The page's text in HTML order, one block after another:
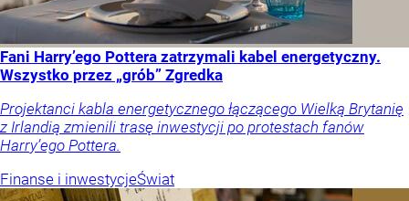
Fani Harry’ego Pottera zatrzymali kabel energetyczny.
Wszystko przez „grób” Zgredka
Projektanci kabla energetycznego łączącego Wielką Brytanię
z Irlandią zmienili trasę inwestycji po protestach fanów
Harry’ego Pottera.
Finanse i inwestycjeŚwiat